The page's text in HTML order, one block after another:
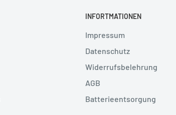
INFORTMATIONEN
Impressum
Datenschutz
Widerrufsbelehrung
AGB
Batterieentsorgung